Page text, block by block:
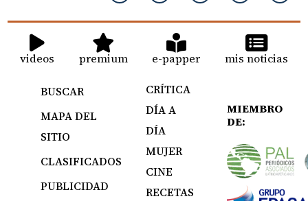
videos premium e-papper mis noticias
BUSCAR
MAPA DEL
SITIO
CLASIFICADOS
PUBLICIDAD
CRÍTICA
DÍA A
DÍA
MUJER
CINE
RECETAS
MIEMBRO
DE: